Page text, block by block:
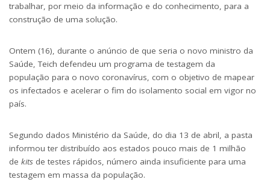
trabalhar, por meio da informação e do conhecimento, para a
construção de uma solução.
Ontem (16), durante o anúncio de que seria o novo ministro da
Saúde,Teich defendeu um programa de testagem da
população para o novo coronavírus, com o objetivo de mapear
os infectados e acelerar o fim do isolamento social em vigor no
país.
Segundo dados Ministério da Saúde, do dia 13 de abril, a pasta
informou ter distribuído aos estados pouco mais de 1 milhão
de kits de testes rápidos, número ainda insuficiente para uma
testagem em massa da população.